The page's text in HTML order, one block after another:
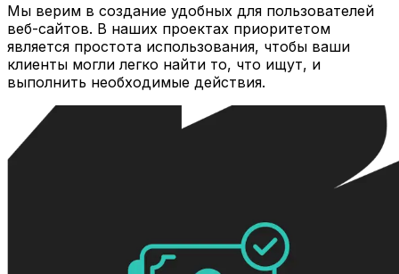
Мы верим в создание удобных для пользователей
веб-сайтов. В наших проектах приоритетом
является простота использования, чтобы ваши
клиенты могли легко найти то, что ищут, и
выполнить необходимые действия.